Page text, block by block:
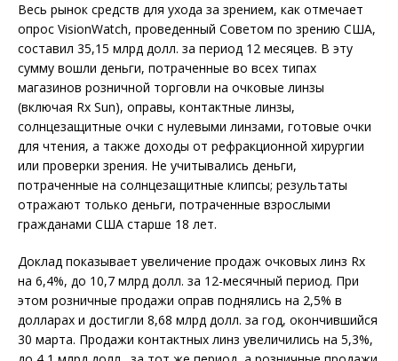
Весь рынок средств для ухода за зрением, как отмечает
опрос VisionWatch, проведенный Советом по зрению США,
составил 35,15 млрд долл. за период 12 месяцев. В эту
сумму вошли деньги, потраченные во всех типах
магазинов розничной торговли на очковые линзы
(включая Rx Sun), оправы, контактные линзы,
солнцезащитные очки с нулевыми линзами, готовые очки
для чтения, а также доходы от рефракционной хирургии
или проверки зрения. Не учитывались деньги,
потраченные на солнцезащитные клипсы; результаты
отражают только деньги, потраченные взрослыми
гражданами США старше 18 лет.
Доклад показывает увеличение продаж очковых линз Rx
на 6,4%, до 10,7 млрд долл. за 12-месячный период. При
этом розничные продажи оправ поднялись на 2,5% в
долларах и достигли 8,68 млрд долл. за год, окончившийся
30 марта. Продажи контактных линз увеличились на 5,3%,